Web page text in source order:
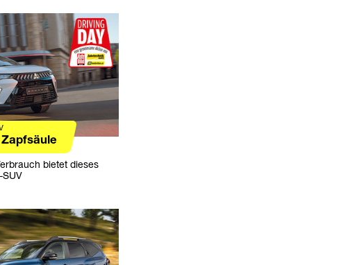
bietet dieses
SUV